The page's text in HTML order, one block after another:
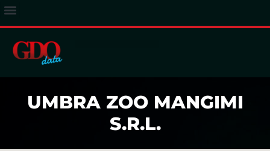
UMBRA ZOO MANGIMI
S.R.L.